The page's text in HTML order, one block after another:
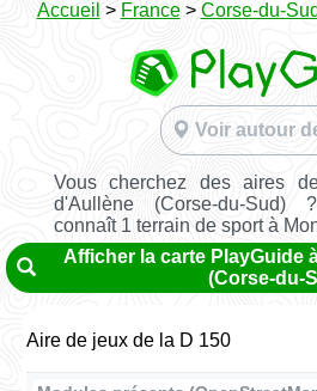
Accueil > France> Corse-du-Sud
Voir autour
Vous cherchez des aires
d'Aullène (Corse-du-Sud)
connaît 1 terrain de sport à
Afficher la carte PlayGuide
(Corse-du-
Aire de jeux de la D 150